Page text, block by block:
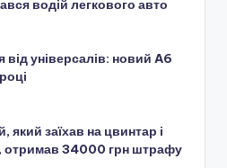
водій легкового авто
універсалів: новий A6
який заїхав на цвинтар і
отримав 34000 грн штрафу